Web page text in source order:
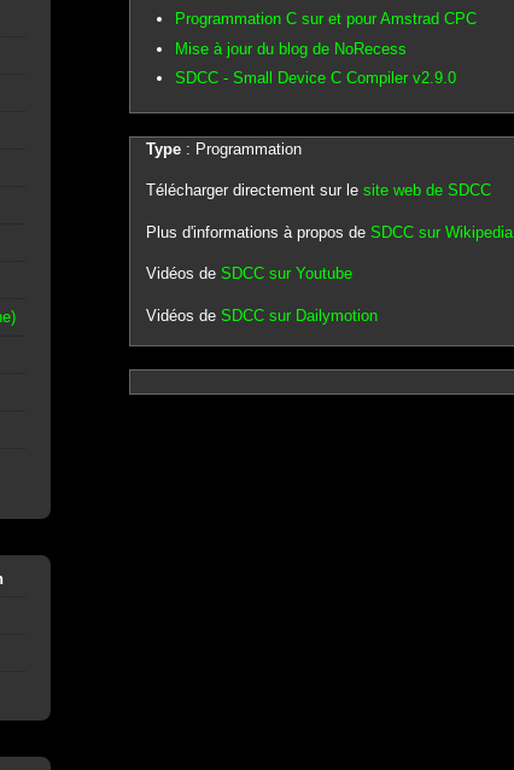
Programmation C sur et pour Amstrad CPC
Mise à jour du blog de NoRecess
SDCC - Small Device C Compiler v2.9.0
Type: Programmation
Télécharger directement sur le site web de SDCC
Plus d'informations à propos de SDCC sur Wikipedia
Vidéos de SDCC sur Youtube
Vidéos de SDCC sur Dailymotion